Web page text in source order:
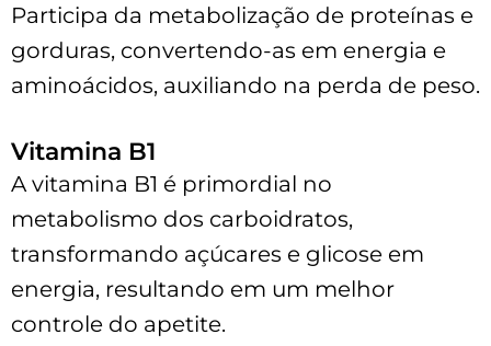
Participa da metabolização de proteínas e
gorduras, convertendo-as em energia e
aminoácidos, auxiliando na perda de peso.
Vitamina B1
A vitamina B1 é primordial no
metabolismo dos carboidratos,
transformando açúcares e glicose em
energia, resultando em um melhor
controle do apetite.